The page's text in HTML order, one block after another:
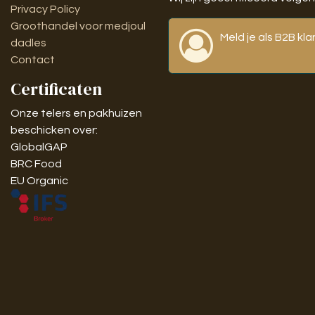
Privacy Policy
Groothandel voor medjoul
dadles
Contact
Certificaten
Onze telers en pakhuizen
beschicken over:
GlobalGAP
BRC Food
EU Organic
Meld je als B2B